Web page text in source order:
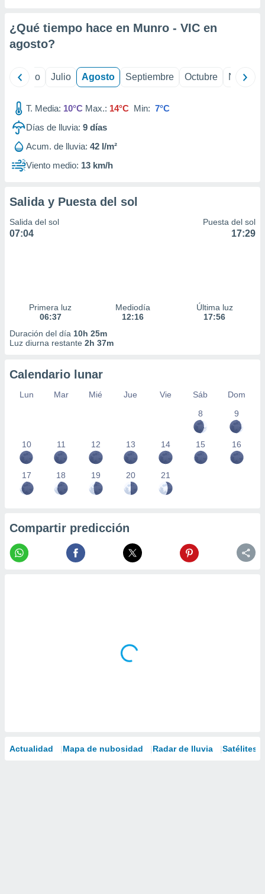
e
mediante
publicidad
publicidad
de
1199
¿Qué tiempo hace en Munro - VIC en
agosto?
Junio Julio Agosto Septiembre Octubre
T. Media: 10°C Max.: 14°C Min: 7°C
Días de lluvia: 9 días
Acum. de lluvia: 42 l/m²
Viento medio: 13 km/h
Salida y Puesta del sol
Salida del sol
07:04
Puesta del sol
17:29
Primera luz
06:37
Mediodía
12:16
Última luz
17:56
Duración del día 10h 25m
Luz diurna restante 2h 37m
Calendario lunar
Lun Mar Mié Jue Vie Sáb
Dom
8
9
10 11 12 13 14 15 16
17 18 19 20 21
Compartir predicción
Actualidad Mapa de nubosidad Radar de lluvia Satélites